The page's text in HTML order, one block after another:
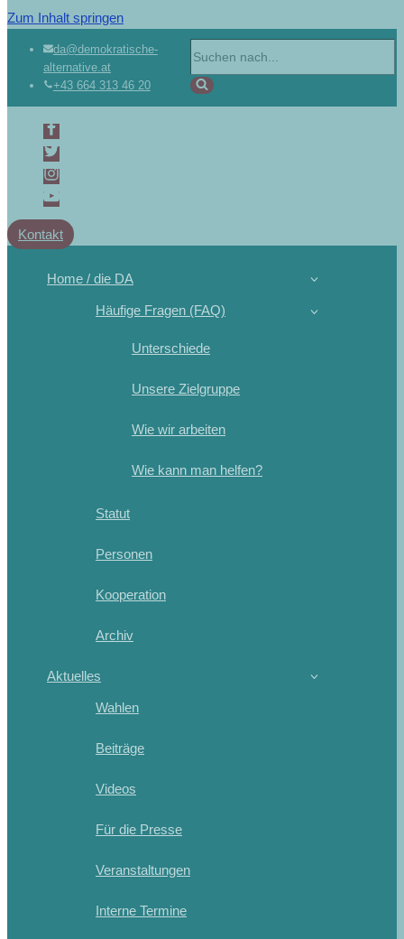
Zum Inhalt springen
da@demokratische-
alternative.at
+43 664 313 46 20
Kontakt
Home / die DA
Häufige Fragen (FAQ)
Unterschiede
Unsere Zielgruppe
Wie wir arbeiten
Wie kann man helfen?
Statut
Personen
Kooperation
Archiv
Aktuelles
Wahlen
Beiträge
Videos
Für die Presse
Veranstaltungen
Interne Termine